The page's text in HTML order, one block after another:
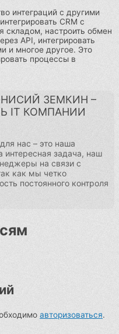
интеграций с другими
CRM с
складом, настроить обмен
API, интегрировать
и многое другое. Это
процессы в
ЗЕМКИН –
IT КОМПАНИИ
нас – это наша
интересная задача, наш
на связи с
как мы четко
постоянного контроля
авторизоваться.